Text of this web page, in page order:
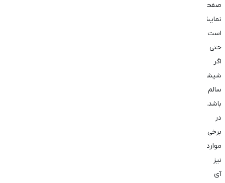
صفحه
‌نمایش
است،
حتی
اگر
شیشه
سالم
باشد.
در
برخی
موارد
نیز
آی